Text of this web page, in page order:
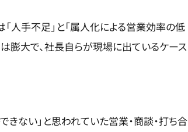
人手不足」と「属人化による営業効率の低
膨大で、社長自らが現場に出ているケース
きない」と思われていた営業・商談・打ち合